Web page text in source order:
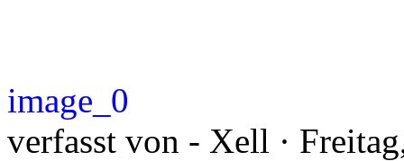
image_0
verfasst von - Xell ·